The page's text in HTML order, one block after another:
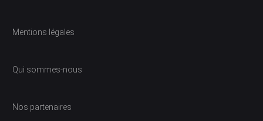
Mentions légales
Qui sommes-nous
Nos partenaires